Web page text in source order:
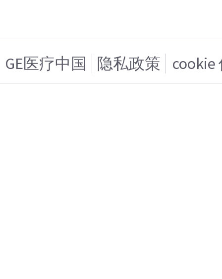
GE医疗中国 隐私政策 cookie